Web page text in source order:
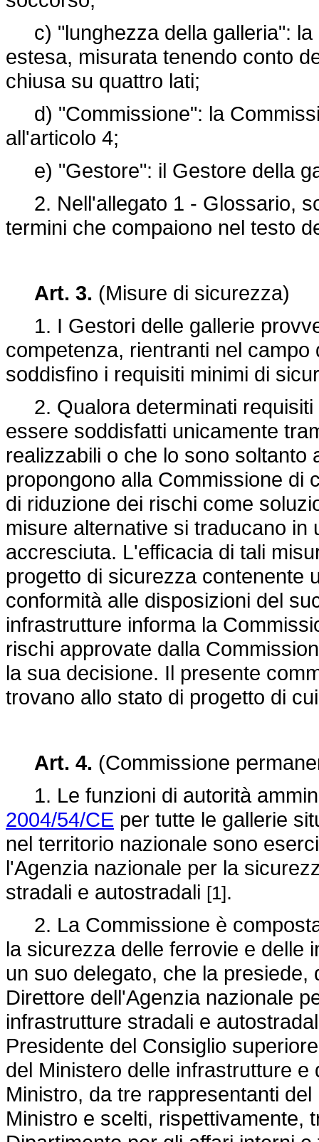
c) "lunghezza della galleria": la
estesa, misurata tenendo conto
chiusa su quattro lati;
d) "Commissione": la
all'articolo 4;
e) "Gestore": il Gestore della
2. Nell'allegato 1 - Glossario,
termini che compaiono nel testo
Art. 3. (Misure di sicurezza)
1. I Gestori delle gallerie
competenza, rientranti nel
soddisfino i requisiti minimi di
2. Qualora determinati requisiti
essere soddisfatti unicamente
realizzabili o che lo sono
propongono alla Commissione di
di riduzione dei rischi come
misure alternative si traducano in
accresciuta. L'efficacia di tali
progetto di sicurezza contenente
conformità alle disposizioni del
infrastrutture informa la
rischi approvate dalla
la sua decisione. Il presente
trovano allo stato di progetto di
Art. 4. (Commissione
1. Le funzioni di autorità
2004/54/CE per tutte le gallerie
nel territorio nazionale sono
l'Agenzia nazionale per la
stradali e autostradali [1].
2. La Commissione è
la sicurezza delle ferrovie e delle
un suo delegato, che la
Direttore dell'Agenzia nazionale
infrastrutture stradali e
Presidente del Consiglio
del Ministero delle infrastrutture
Ministro, da tre rappresentanti
Ministro e scelti, rispettivamente,